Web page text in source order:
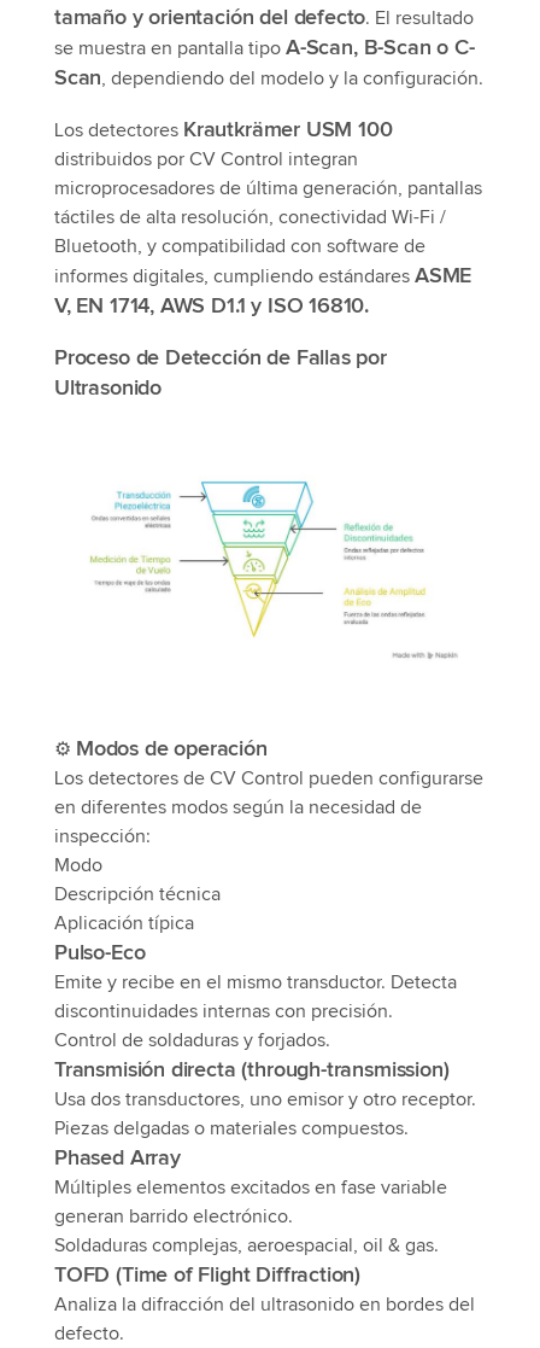
tamaño y orientación del defecto. El resultado
se muestra en pantalla tipo A-Scan, B-Scan o C-
Scan, dependiendo del modelo y la configuración.
Los detectores Krautkrämer USM 100
distribuidos por CV Control integran
microprocesadores de última generación, pantallas
táctiles de alta resolución, conectividad Wi-Fi /
Bluetooth, y compatibilidad con software de
informes digitales, cumpliendo estándares ASME
V, EN 1714, AWS D1.1 y ISO 16810.
Proceso de Detección de Fallas por
Ultrasonido
⚙ Modos de operación
Los detectores de CV Control pueden configurarse
en diferentes modos según la necesidad de
inspección:
Modo
Descripción técnica
Aplicación típica
Pulso-Eco
Emite y recibe en el mismo transductor. Detecta
discontinuidades internas con precisión.
Control de soldaduras y forjados.
Transmisión directa (through-transmission)
Usa dos transductores, uno emisor y otro receptor.
Piezas delgadas o materiales compuestos.
Phased Array
Múltiples elementos excitados en fase variable
generan barrido electrónico.
Soldaduras complejas, aeroespacial, oil & gas.
TOFD (Time of Flight Diffraction)
Analiza la difracción del ultrasonido en bordes del
defecto.